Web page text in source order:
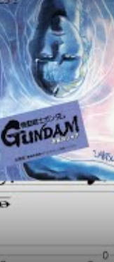
ギター) - TM NETWORK